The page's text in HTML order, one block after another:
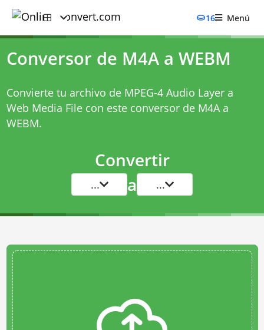
16 Menú
Conversor de M4A a WEBM
Convierte tu archivo de MPEG-4 Audio Layer a
Web Media File con este conversor de M4A a
WEBM.
Convertir
... a ...